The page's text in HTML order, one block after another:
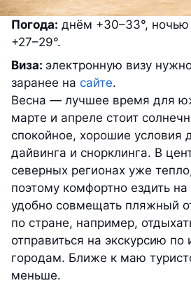
Погода: днём +30–33°, ночью
+27–29°.
Виза: электронную визу
заранее на сайте.
Весна — лучшее время для
марте и апреле стоит
спокойное, хорошие условия
дайвинга и снорклинга. В
северных регионах уже
поэтому комфортно ездить на
удобно совмещать пляжный
по стране, например,
отправиться на экскурсию по
городам. Ближе к маю
меньше.